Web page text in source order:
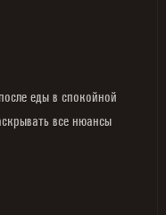
еды в спокойной
все нюансы